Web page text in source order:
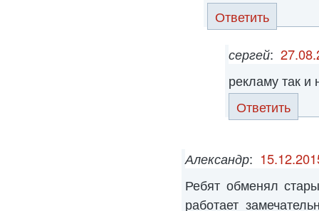
Ответить
сергей:
рекламу так и
Ответить
Александр:
Ребят обменял
работает